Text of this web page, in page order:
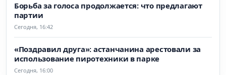
Борьба за голоса продолжается: что предлагают
партии
Сегодня, 16:42
«Поздравил друга»: астанчанина арестовали за
использование пиротехники в парке
Сегодня, 16:00